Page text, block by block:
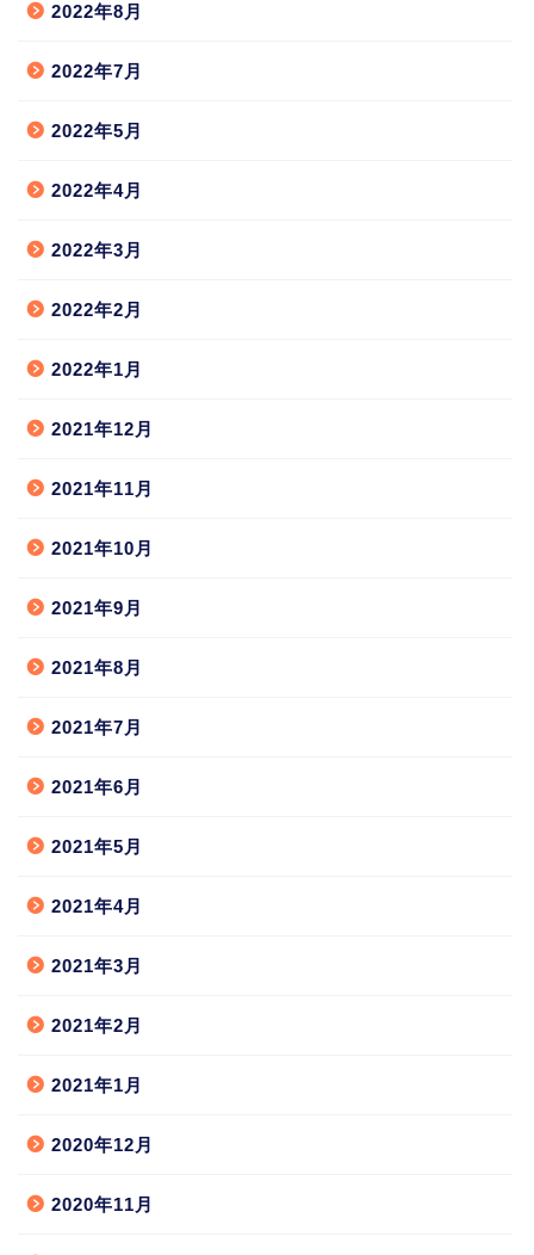
2022年8月
2022年7月
2022年5月
2022年4月
2022年3月
2022年2月
2022年1月
2021年12月
2021年11月
2021年10月
2021年9月
2021年8月
2021年7月
2021年6月
2021年5月
2021年4月
2021年3月
2021年2月
2021年1月
2020年12月
2020年11月